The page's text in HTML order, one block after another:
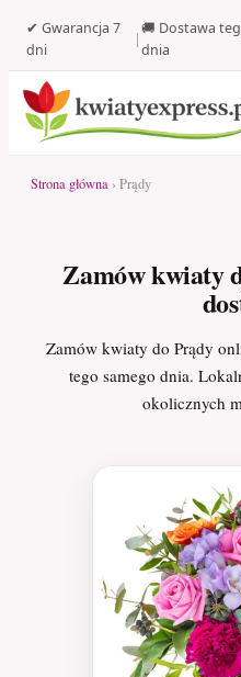
✔ Gwarancja 7
dni
|
🚚 Dostawa
dnia
Strona główna › Prądy
Zamów kwiaty
Zamów kwiaty do Prądy
tego samego dnia.
okolicznych